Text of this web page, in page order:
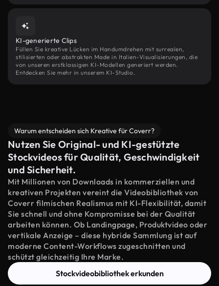
KI-generierte Clips
Füllen Sie kreative Lücken im Handumdrehen mit surrealen,
stilisierten oder abstrakten Made in Italien-Visualisierungen, die
von unseren erstklassigen KI-Modellen generiert werden.
Entdecken Sie mehr in unserem KI-Studio.
Warum entscheiden sich Kreative für Coverr?
Nutzen Sie Original- und KI-gestützte
Stockvideos für Qualität, Geschwindigkeit
und Sicherheit.
Mit Millionen von Downloads in kommerziellen und
kreativen Projekten vereint die Videobibliothek von
Coverr filmischen Realismus mit KI-Flexibilität, damit
Sie schnell und ohne Kompromisse bei der Qualität
arbeiten können. Ob Landingpage, Produktvideo oder
vertikale Anzeige – diese hybride Sammlung ist auf
moderne Content-Workflows zugeschnitten und
schützt gleichzeitig Ihre Marke.
Stockvideobibliothek erkunden